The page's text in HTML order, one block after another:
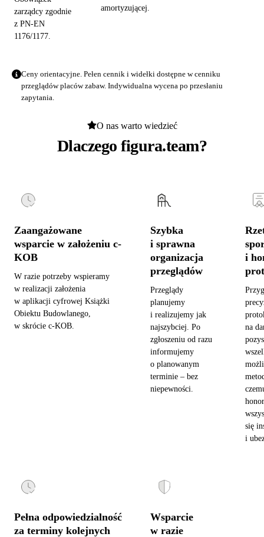
zarządcy zgodnie
z PN-EN
1176/1177.
amortyzującej.
Ceny orientacyjne. Pełen cennik i widełki dostępne wcenniku
przeglądów placów zabaw. Indywidualna wycena po przesłaniu
zapytania.
O nas warto wiedzieć
Dlaczego figura.team?
Zaangażowane
wsparcie w założeniu c-
KOB
W razie potrzeby wspieramy
w realizacji założenia
w aplikacji cyfrowej Książki
Obiektu Budowlanego,
w skrócie c-KOB.
Szybka
i sprawna
organizacja
przeglądów
Przeglądy
planujemy
i realizujemy jak
najszybciej. Po
zgłoszeniu od razu
informujemy
o planowanym
terminie – bez
niepewności.
i
na
się
i
Pełna odpowiedzialność
za terminy kolejnych
Wsparcie
w razie